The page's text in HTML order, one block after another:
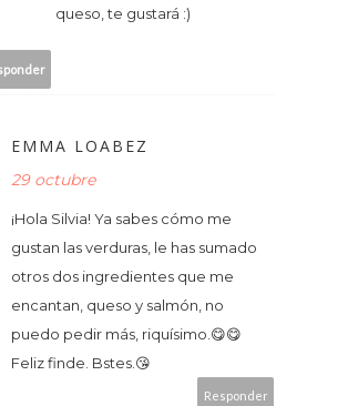
queso, te gustará :)
EMMA LOABEZ
29 octubre
¡Hola Silvia! Ya sabes cómo me
gustan las verduras, le has sumado
otros dos ingredientes que me
encantan, queso y salmón, no
puedo pedir más, riquísimo.😋😋
Feliz finde. Bstes.😘
Responder